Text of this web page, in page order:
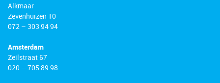
Alkmaar
Zevenhuizen 10
072 – 303 94 94
Amsterdam
Zeilstraat 67
020 – 705 89 98